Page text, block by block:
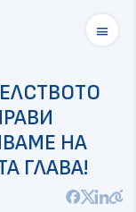
menu
НА
ГЛАВА!